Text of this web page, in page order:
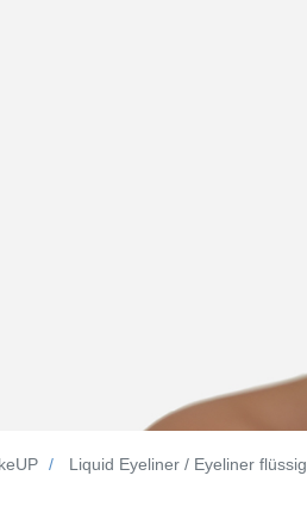
Liquid Eyeliner / Eyeliner flüssig